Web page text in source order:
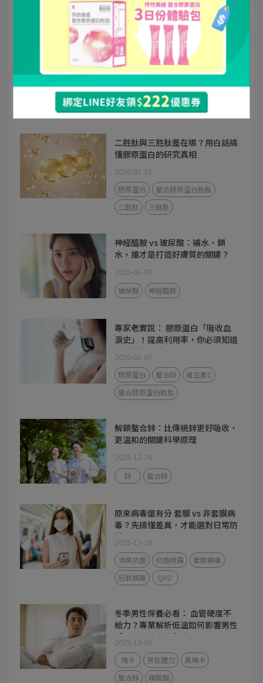
抗菌 戶外抗菌 QAS⁺
冰箱味清了又來？【廚房衛生全攻
略】你不可不知的抗菌成分幫你抑
菌！
2026-01-30
抗菌 冰箱除臭
冰箱抗菌
QAS⁺
二胜肽與三胜肽差在哪？用白話搞
懂膠原蛋白的研究真相
2026-01-22
膠原蛋白
螯合膠原蛋白胜肽
二胜肽
三胜肽
神經醯胺 vs 玻尿酸：補水、鎖
水，誰才是打造好膚質的關鍵？
2026-01-07
玻尿酸 神經醯胺
專家老實說： 膠原蛋白「吸收血
淚史」！提高利用率，你必須知道
的胜肽級關鍵
2026-01-07
膠原蛋白 螯合鋅
維生素C
螯合膠原蛋白胜肽
解鎖螯合鋅：比傳統鋅更好吸收、
更溫和的關鍵科學原理
2025-12-26
鋅 螯合鋅
原來病毒還有分 套膜 vs 非套膜病
毒？先搞懂差異，才能選對日常防
護工具
2025-12-19
消臭抗菌 抗菌噴霧
套膜病毒
冠狀病毒
QAS⁺
冬季男性保養必看： 血管硬度不
給力？專業解析低溫如何影響男性
「那邊」的血流與表現
2025-12-05
瑪卡 男性體力
黑瑪卡
螯合鋅
精胺酸